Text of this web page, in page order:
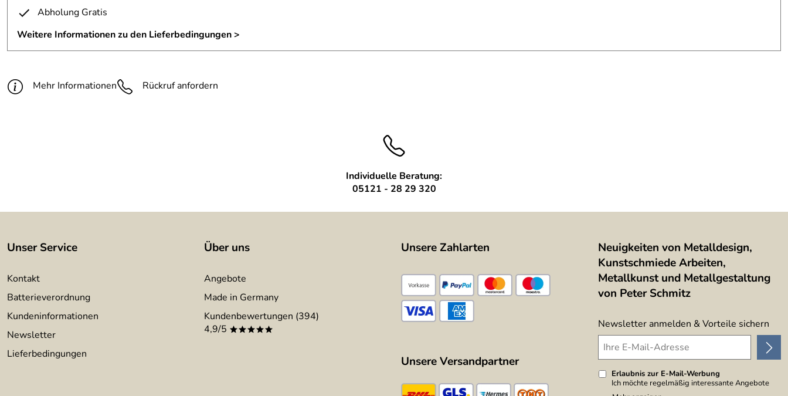
Ausführung:
2 Knoten in den Schäften
Ausstattung:
5 Kerzenhalter
Maße:
H/B/T = 28x79x6 cm
Abholung Gratis
Weitere Informationen zu den Lieferbedingungen >
Mehr Informationen Rückruf anfordern
Individuelle Beratung:
05121 - 28 29 320
Unser Service
Kontakt
Batterieverordnung
Kundeninformationen
Newsletter
Lieferbedingungen
Über uns
Angebote
Made in Germany
Kundenbewertungen (394)
4,9/5 *****
Unsere Zahlarten
Unsere Versandpartner
Neuigkeiten von Metalldesign,
Kunstschmiede Arbeiten,
Metallkunst und Metallgestaltung
von Peter Schmitz
Newsletter anmelden & Vorteile sichern
Erlaubnis zur E-Mail-Werbung
Ich möchte regelmäßig interessante Angebote
per E-Mail erhalten. Meine E-Mail-Adresse wird